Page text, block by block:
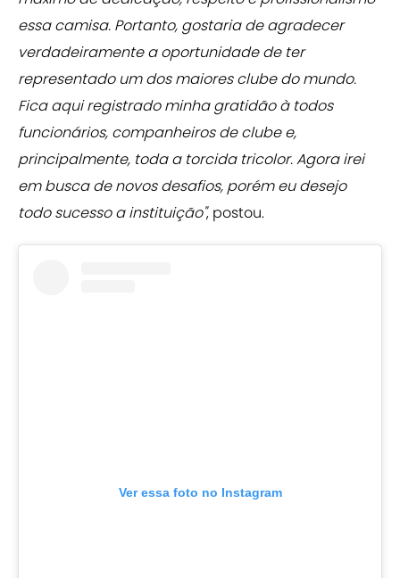
essa camisa. Portanto, gostaria de agradecer
verdadeiramente a oportunidade de ter
representado um dos maiores clube do mundo.
Fica aqui registrado minha gratidão à todos
funcionários, companheiros de clube e,
principalmente, toda a torcida tricolor. Agora irei
em busca de novos desafios, porém eu desejo
todo sucesso a instituição", postou.
Ver essa foto no Instagram